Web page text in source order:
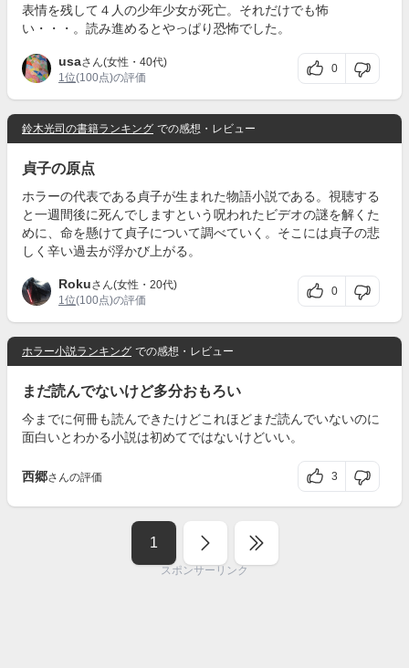
表情を残して４人の少年少女が死亡。それだけでも怖
い・・・。読み進めるとやっぱり恐怖でした。
usaさん(女性・40代)
1位(100点)の評価
0
鈴木光司の書籍ランキング での感想・レビュー
貞子の原点
ホラーの代表である貞子が生まれた物語小説である。視聴する
と一週間後に死んでしますという呪われたビデオの謎を解くた
めに、命を懸けて貞子について調べていく。そこには貞子の悲
しく辛い過去が浮かび上がる。
Rokuさん(女性・20代)
1位(100点)の評価
0
ホラー小説ランキング での感想・レビュー
まだ読んでないけど多分おもろい
今までに何冊も読んできたけどこれほどまだ読んでいないのに
面白いとわかる小説は初めてではないけどいい。
西郷さんの評価 3
1
スポンサーリンク